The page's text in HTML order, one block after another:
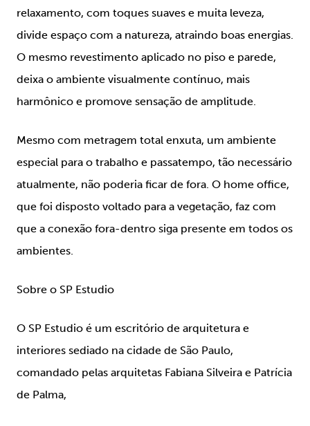
relaxamento, com toques suaves e muita leveza,
divide espaço com a natureza, atraindo boas energias.
O mesmo revestimento aplicado no piso e parede,
deixa o ambiente visualmente contínuo, mais
harmônico e promove sensação de amplitude.
Mesmo com metragem total enxuta, um ambiente
especial para o trabalho e passatempo, tão necessário
atualmente, não poderia ficar de fora. O home office,
que foi disposto voltado para a vegetação, faz com
que a conexão fora-dentro siga presente em todos os
ambientes.
Sobre o SP Estudio
O SP Estudio é um escritório de arquitetura e
interiores sediado na cidade de São Paulo,
comandado pelas arquitetas Fabiana Silveira e Patrícia
de Palma,